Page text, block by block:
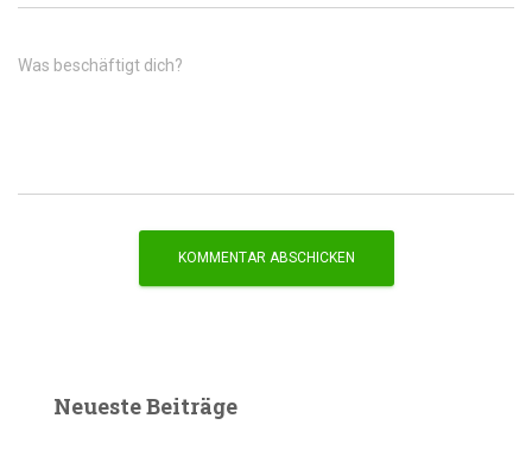
Was beschäftigt dich?
Neueste Beiträge